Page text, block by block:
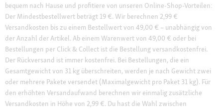
bequem nach Hause und profitiere von unseren Online-Shop-Vorteilen:
Der Mindestbestellwert beträgt 19 €. Wir berechnen 2,99 €
Versandkosten bis zu einem Bestellwert von 49,00 € – unabhängig von
der Anzahl der Artikel. Ab einem Warenwert von 49,00 € oder bei
Bestellungen per Click & Collect ist die Bestellung versandkostenfrei.
Der Rückversand ist immer kostenfrei. Bei Bestellungen, die ein
Gesamtgewicht von 31 kg überschreiten, werden je nach Gewicht zwei
oder mehrere Pakete versendet (Maximalgewicht pro Paket 31 kg). Für
den erhöhten Versandaufwand berechnen wir einmalig zusätzliche
Versandkosten in Höhe von 2,99 €. Du hast die Wahl zwischen